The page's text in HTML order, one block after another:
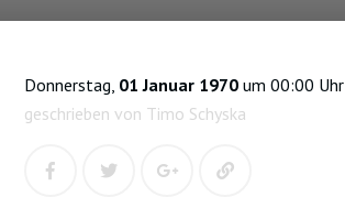
Donnerstag, 01 Januar 1970 um 00:00 Uhr
geschrieben von Timo Schyska